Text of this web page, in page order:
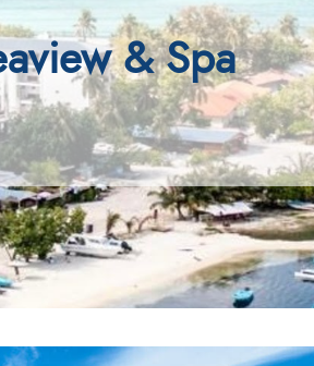
& Spa